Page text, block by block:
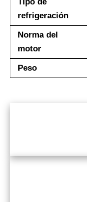
refrigeración
Norma del
motor
Peso